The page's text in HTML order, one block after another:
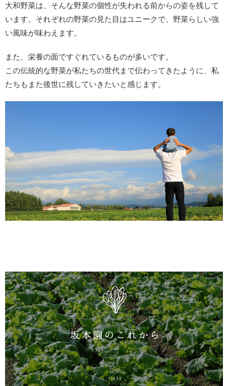
大和野菜は、そんな野菜の個性が失われる前からの姿を残して
います。それぞれの野菜の見た目はユニークで、野菜らしい強
い風味が味わえます。
また、栄養の面ですぐれているものが多いです。
この伝統的な野菜が私たちの世代まで伝わってきたように、私
たち もまた後世に残していきたいと感じます。
坂本園のこれから